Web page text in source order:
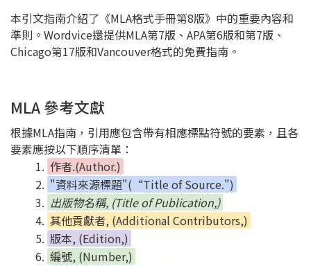
本引文指南介紹了《MLA格式手冊第8版》中的重要內容和
準則。Wordvice還提供MLA第7版、APA第6版和第7版、
Chicago第17版和Vancouver格式的免費指南。
MLA 參考文獻
根據MLA指南，引用應包含帶有相應標點符號的要素，且各
要素應按以下順序清單：
作者.(Author.)
"資料來源標題"(“Title of Source.")
出版物名稱, (Title of Publication,)
其他貢獻者, (Additional Contributors,)
版本, (Edition,)
編號, (Number,)